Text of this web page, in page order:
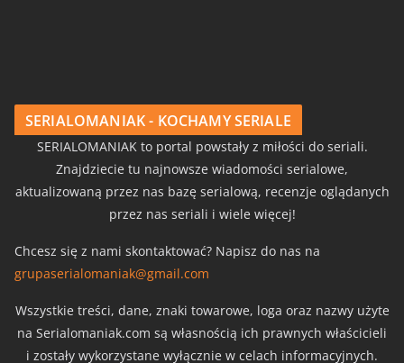
SERIALOMANIAK - KOCHAMY SERIALE
SERIALOMANIAK to portal powstały z miłości do seriali.
Znajdziecie tu najnowsze wiadomości serialowe,
aktualizowaną przez nas bazę serialową, recenzje oglądanych
przez nas seriali i wiele więcej!
Chcesz się z nami skontaktować? Napisz do nas na
grupaserialomaniak@gmail.com
Wszystkie treści, dane, znaki towarowe, loga oraz nazwy użyte
na Serialomaniak.com są własnością ich prawnych właścicieli
i zostały wykorzystane wyłącznie w celach informacyjnych.